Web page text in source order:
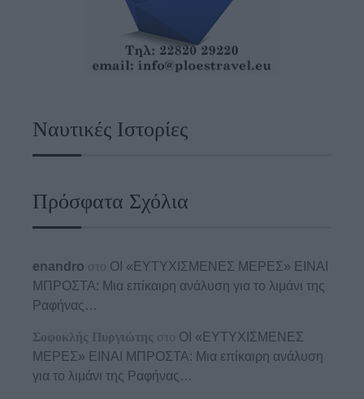
Ναυτικές Ιστορίες
Πρόσφατα Σχόλια
enandro στο ΟΙ «ΕΥΤΥΧΙΣΜΕΝΕΣ ΜΕΡΕΣ» ΕΙΝΑΙ
ΜΠΡΟΣΤΑ: Μια επίκαιρη ανάλυση για το λιμάνι της
Ραφήνας…
Σοφοκλής Πυργιώτης στο ΟΙ «ΕΥΤΥΧΙΣΜΕΝΕΣ
ΜΕΡΕΣ» ΕΙΝΑΙ ΜΠΡΟΣΤΑ: Μια επίκαιρη ανάλυση
για το λιμάνι της Ραφήνας…